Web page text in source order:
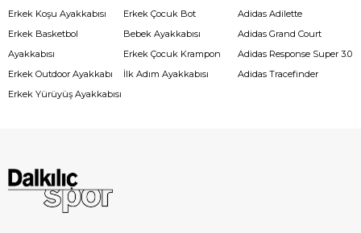
Erkek Koşu Ayakkabısı
Erkek Basketbol
Ayakkabısı
Erkek Outdoor Ayakkabı
Erkek Yürüyüş Ayakkabısı
Erkek Çocuk Bot
Bebek Ayakkabısı
Erkek Çocuk Krampon
İlk Adım Ayakkabısı
Adidas Adilette
Adidas Grand Court
Adidas Response Super 3.0
Adidas Tracefinder